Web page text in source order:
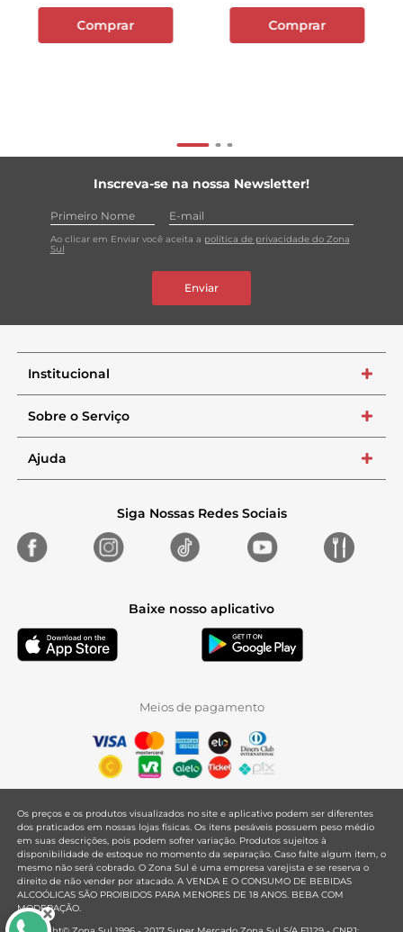
Comprar Comprar
Inscreva-se na nossa Newsletter!
Ao clicar em Enviar você aceita a política de privacidade do Zona
Sul
Enviar
Institucional +
Sobre o Serviço +
Ajuda +
Siga Nossas Redes Sociais
Baixe nosso aplicativo
Meios de pagamento
Os preços e os produtos visualizados no site e aplicativo podem ser diferentes
dos praticados em nossas lojas físicas. Os itens pesáveis possuem peso médio
em suas descrições, pois podem sofrer variação. Produtos sujeitos à
disponibilidade de estoque no momento da separação. Caso falte algum item, o
mesmo não será cobrado. O Zona Sul é uma empresa varejista e se reserva o
direito de não vender por atacado. A VENDA E O CONSUMO DE BEBIDAS
ALCOÓLICAS SÃO PROIBIDOS PARA MENORES DE 18 ANOS. BEBA COM
MODERAÇÃO.